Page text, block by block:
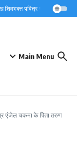
पवित्र गंगाजल लेकर अपने
Main Menu
एंजेल चकमा के पिता तरुण